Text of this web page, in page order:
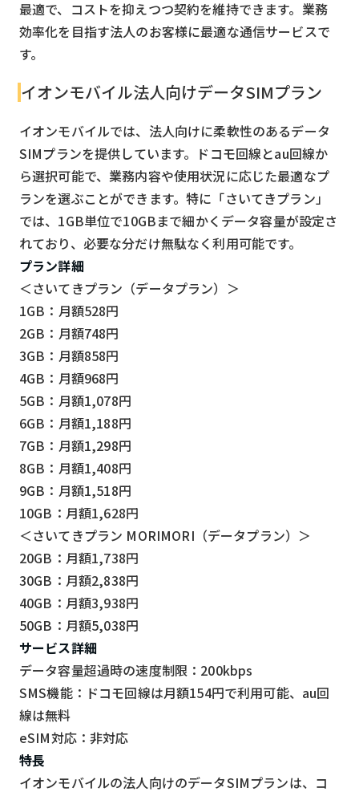
最適で、コストを抑えつつ契約を維持できます。業務
効率化を目指す法人のお客様に最適な通信サービスで
す。
イオンモバイル法人向けデータSIMプラン
イオンモバイルでは、法人向けに柔軟性のあるデータ
SIMプランを提供しています。ドコモ回線とau回線か
ら選択可能で、業務内容や使用状況に応じた最適なプ
ランを選ぶことができます。特に「さいてきプラン」
では、1GB単位で10GBまで細かくデータ容量が設定さ
れており、必要な分だけ無駄なく利用可能です。
プラン詳細
＜さいてきプラン（データプラン）＞
1GB：月額528円
2GB：月額748円
3GB：月額858円
4GB：月額968円
5GB：月額1,078円
6GB：月額1,188円
7GB：月額1,298円
8GB：月額1,408円
9GB：月額1,518円
10GB：月額1,628円
＜さいてきプラン MORIMORI（データプラン）＞
20GB：月額1,738円
30GB：月額2,838円
40GB：月額3,938円
50GB：月額5,038円
サービス詳細
データ容量超過時の速度制限：200kbps
SMS機能：ドコモ回線は月額154円で利用可能、au回
線は無料
eSIM対応：非対応
特長
イオンモバイルの法人向けのデータSIMプランは、コ